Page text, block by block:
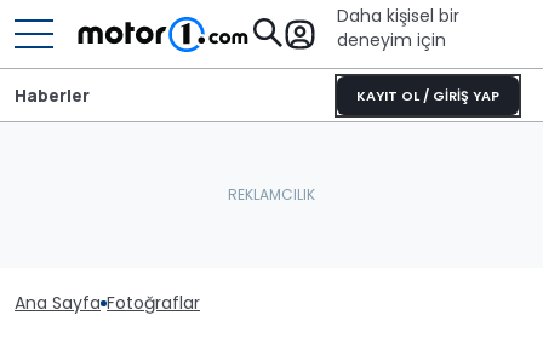
Daha kişisel bir
deneyim için
KAYIT OL / GİRİŞ YAP
Haberler
Ana Sayfa Fotoğraflar